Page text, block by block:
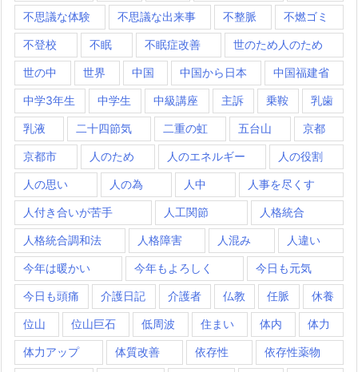
不思議な体験 不思議な出来事 不整脈 不燃ゴミ
不登校 不眠 不眠症改善 世のため人のため
世の中 世界 中国 中国から日本 中国福建省
中学3年生 中学生 中級講座 主訴 乗鞍 乳歯
乳液 二十四節気 二重の虹 五台山 京都
京都市 人のため 人のエネルギー 人の役割
人の思い 人の為 人中 人事を尽くす
人付き合いが苦手 人工関節 人格統合
人格統合調和法 人格障害 人混み 人違い
今年は暖かい 今年もよろしく 今日も元気
今日も頭痛 介護日記 介護者 仏教 任脈 休養
位山 位山巨石 低周波 住まい 体内 体力
体力アップ 体質改善 依存性 依存性薬物